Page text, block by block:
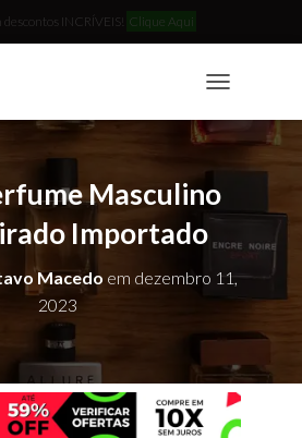
INCRÍVEIS! Clique Aqui
O
G
E
A
I
I
O
N
Masculino
Importado
Macedo em dezembro 11,
2023